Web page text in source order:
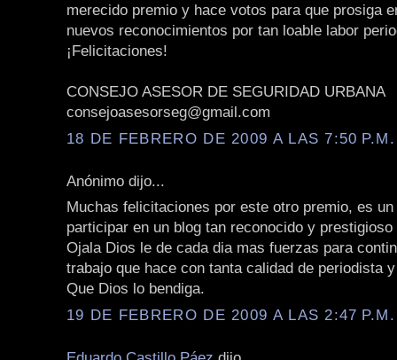
merecido premio y hace votos para que prosiga
nuevos reconocimientos por tan loable labor
¡Felicitaciones!
CONSEJO ASESOR DE SEGURIDAD URBANA
consejoasesorseg@gmail.com
18 DE FEBRERO DE 2009 A LAS 7:50 P.M.
Anónimo dijo...
Muchas felicitaciones por este otro premio, es
participar en un blog tan reconocido y
Ojala Dios le de cada dia mas fuerzas para
trabajo que hace con tanta calidad de periodista
Que Dios lo bendiga.
19 DE FEBRERO DE 2009 A LAS 2:47 P.M.